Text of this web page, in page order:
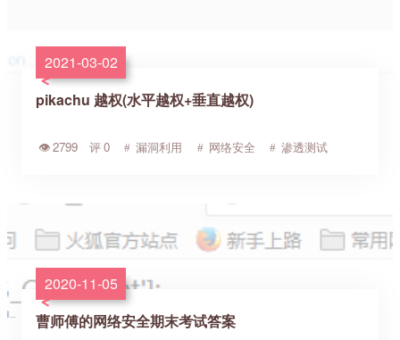
2021-03-02
pikachu 越权(水平越权+垂直越权)
2799 0 漏洞利用 网络安全 渗透测试
2020-11-05
曹师傅的网络安全期末考试答案